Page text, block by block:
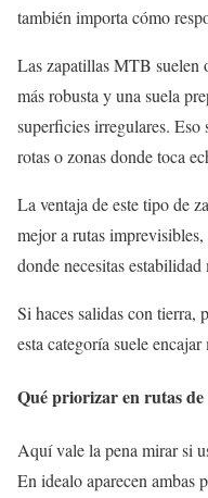
también importa cómo
Las zapatillas MTB suelen
más robusta y una suela
superficies irregulares. Eso
rotas o zonas donde toca
La ventaja de este tipo de
mejor a rutas
donde necesitas
Si haces salidas con tierra,
esta categoría suele
Qué priorizar en rutas
Aquí vale la pena mirar si
En idealo aparecen ambas